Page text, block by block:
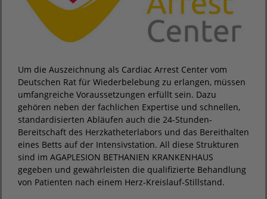
Um die Auszeichnung als Cardiac Arrest Center vom
Deutschen Rat für Wiederbelebung zu erlangen, müssen
umfangreiche Voraussetzungen erfüllt sein. Dazu
gehören neben der fachlichen Expertise und schnellen,
standardisierten Abläufen auch die 24-Stunden-
Bereitschaft des Herzkatheterlabors und das Bereithalten
eines Betts auf der Intensivstation. All diese Strukturen
sind im AGAPLESION BETHANIEN KRANKENHAUS
gegeben und gewährleisten die qualifizierte Behandlung
von Patienten nach einem Herz-Kreislauf-Stillstand.